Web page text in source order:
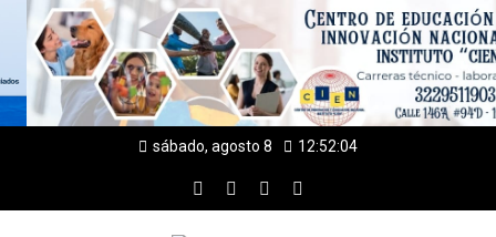
sábado, agosto 8 12:52:04